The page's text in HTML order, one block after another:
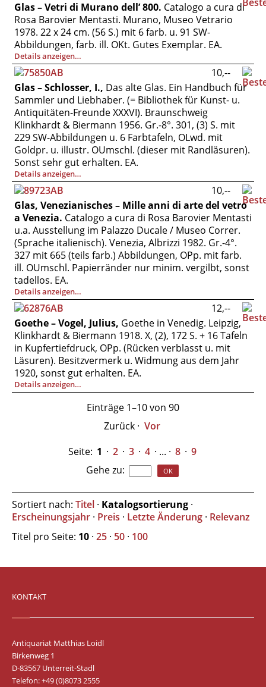
Glas – Vetri di Murano dell’ 800. Catalogo a cura di
Rosa Barovier Mentasti. Murano, Museo Vetrario
1978. 22 x 24 cm. (56 S.) mit 6 farb. u. 91 SW-
Abbildungen, farb. ill. OKt. Gutes Exemplar. EA.
Details anzeigen…
Glas – Schlosser, I., Das alte Glas. Ein Handbuch für
Sammler und Liebhaber. (= Bibliothek für Kunst- u.
Antiquitäten-Freunde XXXVI). Braunschweig
Klinkhardt & Biermann 1956. Gr.-8°. 301, (3) S. mit
229 SW-Abbildungen u. 6 Farbtafeln, OLwd. mit
Goldpr. u. illustr. OUmschl. (dieser mit Randläsuren).
Sonst sehr gut erhalten. EA.
Details anzeigen…
10,--
Glas, Venezianisches – Mille anni di arte del vetro
a Venezia. Catalogo a cura di Rosa Barovier Mentasti
u.a. Ausstellung im Palazzo Ducale / Museo Correr.
(Sprache italienisch). Venezia, Albrizzi 1982. Gr.-4°.
327 mit 665 (teils farb.) Abbildungen, OPp. mit farb.
ill. OUmschl. Papierränder nur minim. vergilbt, sonst
tadellos. EA.
Details anzeigen…
10,--
Goethe – Vogel, Julius, Goethe in Venedig. Leipzig,
Klinkhardt & Biermann 1918. X, (2), 172 S. + 16 Tafeln
in Kupfertiefdruck, OPp. (Rücken verblasst u. mit
Läsuren). Besitzvermerk u. Widmung aus dem Jahr
1920, sonst gut erhalten. EA.
Details anzeigen…
12,--
Einträge 1–10 von 90
Zurück· Vor
Seite: 1 · 2 · 3 · 4 · ... · 8 · 9
Gehe zu:
Sortiert nach: Titel · Katalogsortierung ·
Erscheinungsjahr · Preis · Letzte Änderung · Relevanz
Titel pro Seite: 10 · 25 · 50 · 100
KONTAKT
Antiquariat Matthias Loidl
Birkenweg 1
D-83567 Unterreit-Stadl
Telefon: +49 (0)8073 2555